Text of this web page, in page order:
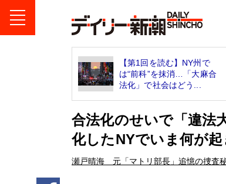
【第1回を読む】NY州で
は“前科”を抹消…「大麻合
法化」で社会はどう...
合法化のせいで「違法
化したNYでいま何が
瀬戸晴海 元「マトリ部長」追憶の捜査